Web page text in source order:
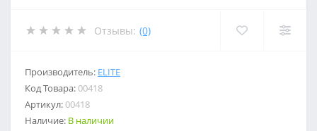
Отзывы: (0)
Производитель: ELITE
Код Товара:00418
Артикул:00418
Наличие: В наличии